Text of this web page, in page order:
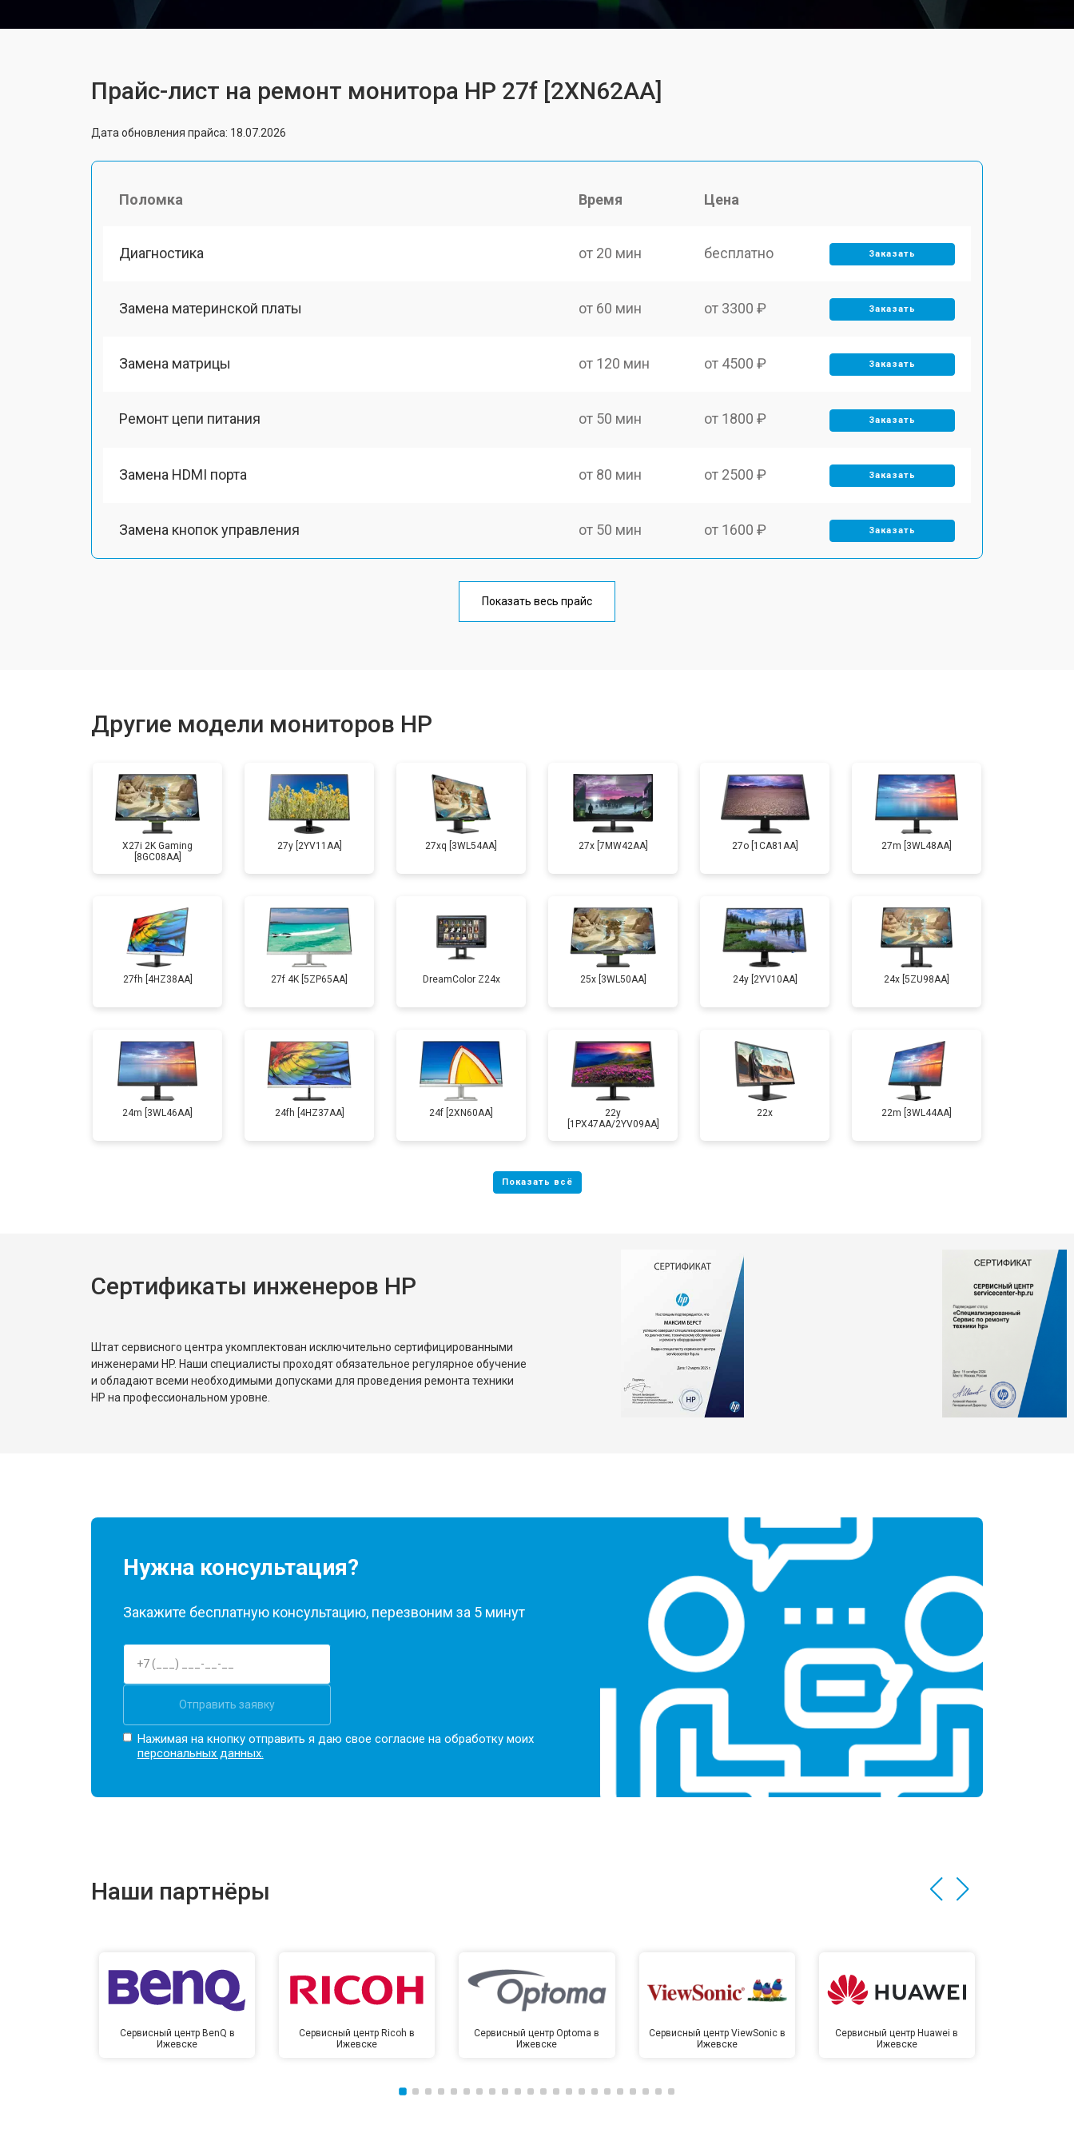
Прайс-лист на ремонт монитора HP 27f [2XN62AA]
Дата обновления прайса: 18.07.2026
Поломка Время Цена
Диагностика от 20 мин бесплатно Заказать
Замена материнской платы от 60 мин от 3300 ₽ Заказать
Замена матрицы от 120 мин от 4500 ₽ Заказать
Ремонт цепи питания от 50 мин от 1800 ₽ Заказать
Замена HDMI порта от 80 мин от 2500 ₽ Заказать
Замена кнопок управления от 50 мин от 1600 ₽ Заказать
от 80 мин
Показать весь прайс
Другие модели мониторов HP
X27i 2K Gaming
[8GC08AA]
27y [2YV11AA] 27xq [3WL54AA] 27x [7MW42AA] 27o [1CA81AA] 27m [3WL48AA]
27fh [4HZ38AA] 27f 4K [5ZP65AA] DreamColor Z24x 25x [3WL50AA] 24y [2YV10AA] 24x [5ZU98AA]
24m [3WL46AA] 24fh [4HZ37AA] 24f [2XN60AA]
22y
[1PX47AA/2YV09AA]
22x 22m [3WL44AA]
Сертификаты инженеров HP
Штат сервисного центра укомплектован исключительно сертифицированными
инженерами HP. Наши специалисты проходят обязательное регулярное обучение
и обладают всеми необходимыми допусками для проведения ремонта техники
HP на профессиональном уровне.
Нужна консультация?
Закажите бесплатную консультацию, перезвоним за 5 минут
Отправить заявку
Нажимая на кнопку отправить я даю свое согласие на обработку моих
персональных данных.
Наши партнёры
Сервисный центр BenQ в
Ижевске
Сервисный центр Ricoh в
Ижевске
Сервисный центр Optoma в
Ижевске
Сервисный центр ViewSonic в
Ижевске
Сервисный центр Huawei в
Ижевске